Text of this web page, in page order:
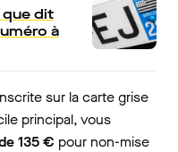
dit
à
sur la carte grise
principal, vous
135 € pour non-mise